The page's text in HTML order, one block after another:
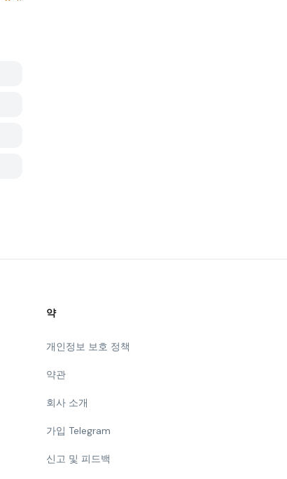
약
개인정보 보호 정책
약관
회사 소개
가입 Telegram
신고 및 피드백